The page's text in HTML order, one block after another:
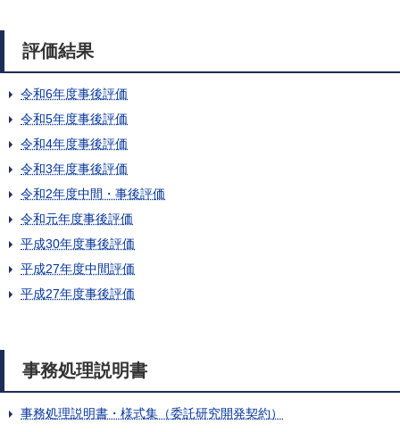
評価結果
令和6年度事後評価
令和5年度事後評価
令和4年度事後評価
令和3年度事後評価
令和2年度中間・事後評価
令和元年度事後評価
平成30年度事後評価
平成27年度中間評価
平成27年度事後評価
事務処理説明書
事務処理説明書・様式集（委託研究開発契約）